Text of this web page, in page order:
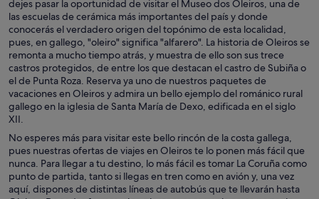
dejes pasar la oportunidad de visitar el Museo dos Oleiros, una de
las escuelas de cerámica más importantes del país y donde
conocerás el verdadero origen del topónimo de esta localidad,
pues, en gallego, "oleiro" significa "alfarero". La historia de Oleiros se
remonta a mucho tiempo atrás, y muestra de ello son sus trece
castros protegidos, de entre los que destacan el castro de Subiña o
el de Punta Roza. Reserva ya uno de nuestros paquetes de
vacaciones en Oleiros y admira un bello ejemplo del románico rural
gallego en la iglesia de Santa María de Dexo, edificada en el siglo
XII.
No esperes más para visitar este bello rincón de la costa gallega,
pues nuestras ofertas de viajes en Oleiros te lo ponen más fácil que
nunca. Para llegar a tu destino, lo más fácil es tomar La Coruña como
punto de partida, tanto si llegas en tren como en avión y, una vez
aquí, dispones de distintas líneas de autobús que te llevarán hasta